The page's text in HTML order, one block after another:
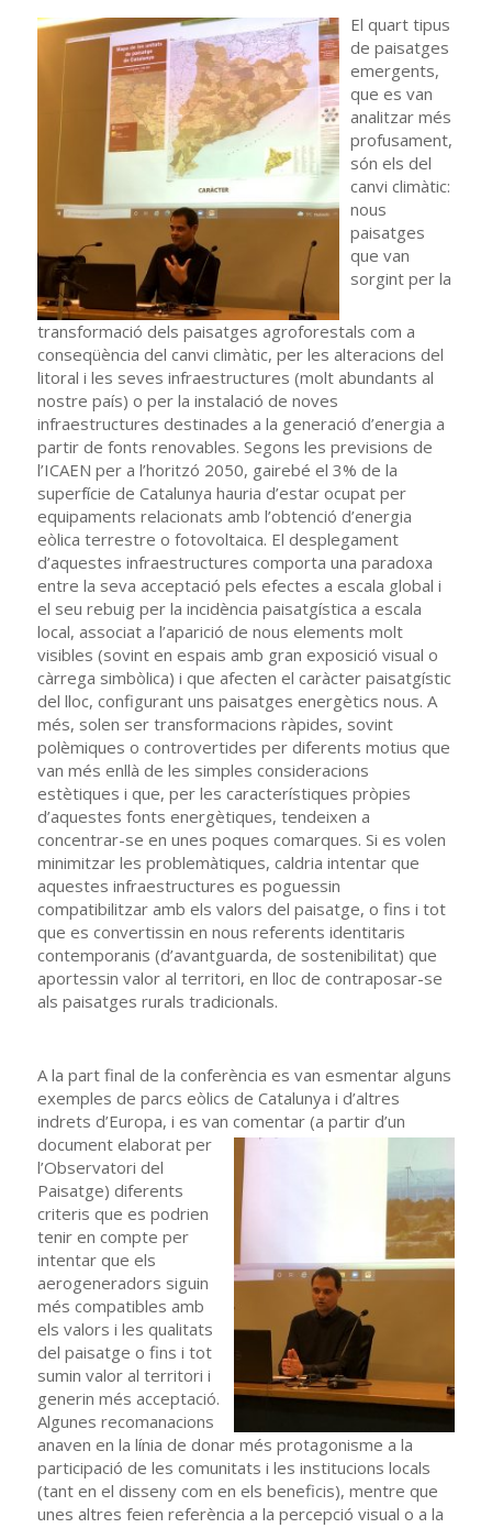
El quart tipus
de paisatges
emergents,
que es van
analitzar més
profusament,
són els del
canvi climàtic:
nous
paisatges
que van
sorgint per la
transformació dels paisatges agroforestals com a
conseqüència del canvi climàtic, per les alteracions del
litoral i les seves infraestructures (molt abundants al
nostre país) o per la instalació de noves
infraestructures destinades a la generació d’energia a
partir de fonts renovables. Segons les previsions de
l’ICAEN per a l’horitzó 2050, gairebé el 3% de la
superfície de Catalunya hauria d’estar ocupat per
equipaments relacionats amb l’obtenció d’energia
eòlica terrestre o fotovoltaica. El desplegament
d’aquestes infraestructures comporta una paradoxa
entre la seva acceptació pels efectes a escala global i
el seu rebuig per la incidència paisatgística a escala
local, associat a l’aparició de nous elements molt
visibles (sovint en espais amb gran exposició visual o
càrrega simbòlica) i que afecten el caràcter paisatgístic
del lloc, configurant uns paisatges energètics nous. A
més, solen ser transformacions ràpides, sovint
polèmiques o controvertides per diferents motius que
van més enllà de les simples consideracions
estètiques i que, per les característiques pròpies
d’aquestes fonts energètiques, tendeixen a
concentrar-se en unes poques comarques. Si es volen
minimitzar les problemàtiques, caldria intentar que
aquestes infraestructures es poguessin
compatibilitzar amb els valors del paisatge, o fins i tot
que es convertissin en nous referents identitaris
contemporanis (d’avantguarda, de sostenibilitat) que
aportessin valor al territori, en lloc de contraposar-se
als paisatges rurals tradicionals.
A la part final de la conferència es van esmentar alguns
exemples de parcs eòlics de Catalunya i d’altres
indrets d’Europa, i es van comentar (a partird’un
document elaborat per
l’Observatori del
Paisatge) diferents
criteris que es podrien
tenir en compte per
intentar que els
aerogeneradors siguin
més compatibles amb
els valors i les qualitats
del paisatge o fins i tot
sumin valor al territori i
generin més acceptació.
Algunes recomanacions
anaven en la línia de donar més protagonisme a la
participació de les comunitats i les institucions locals
(tant en el disseny com en els beneficis), mentre que
unes altres feien referència a la percepció visual o a la